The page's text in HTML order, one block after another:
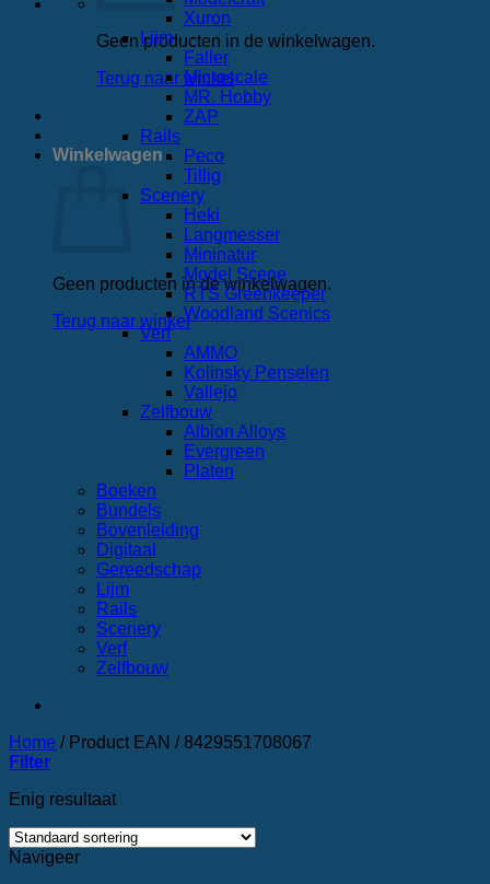
Geen producten in de winkelwagen.
Terug naar winkel
Winkelwagen
Geen producten in de winkelwagen.
Terug naar winkel
Xuron
Lijm
Faller
Microscale
MR. Hobby
ZAP
Rails
Peco
Tillig
Scenery
Heki
Langmesser
Mininatur
Model Scene
RTS Greenkeeper
Woodland Scenics
Verf
AMMO
Kolinsky Penselen
Vallejo
Zelfbouw
Albion Alloys
Evergreen
Platen
Boeken
Bundels
Bovenleiding
Digitaal
Gereedschap
Lijm
Rails
Scenery
Verf
Zelfbouw
Home /Product EAN /8429551708067
Filter
Enig resultaat
Navigeer